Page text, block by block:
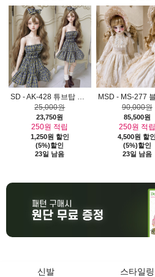
SD - AK-428 튜브탑 체크원피스 AJM0806
25,000원
23,750원
250원 적립
1,250원 할인
(5%)할인
23일 남음
90,000원
85,500원
250원 적립
4,500원 할인
(5%)할인
23일 남음
신발 스타일링